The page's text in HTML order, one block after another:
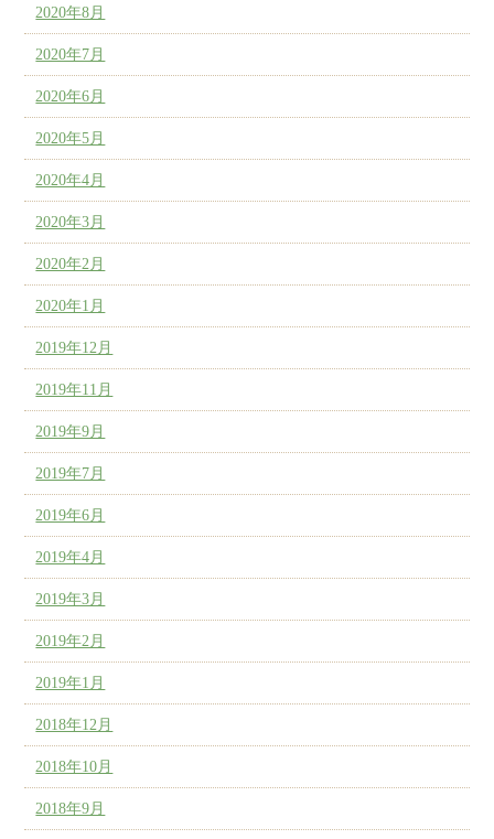
2020年8月
2020年7月
2020年6月
2020年5月
2020年4月
2020年3月
2020年2月
2020年1月
2019年12月
2019年11月
2019年9月
2019年7月
2019年6月
2019年4月
2019年3月
2019年2月
2019年1月
2018年12月
2018年10月
2018年9月